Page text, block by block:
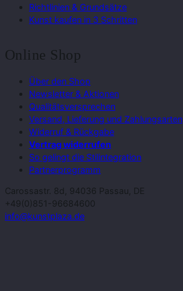
Richtlinien & Grundsätze
Kunst kaufen in 3 Schritten
Online Shop
Über den Shop
Newsletter & Aktionen
Qualitätsversprechen
Versand, Lieferung und Zahlungsarten
Widerruf & Rückgabe
Vertrag widerrufen
So gelingt die Stilintegration
Partnerprogramm
Carossastr. 8d, 94036 Passau, DE
+49(0)851-96684600
info@kunstplaza.de